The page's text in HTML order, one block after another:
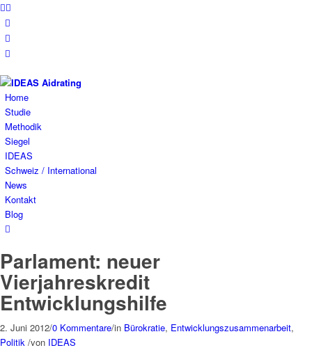
Home
Studie
Methodik
Siegel
IDEAS
Schweiz / International
News
Kontakt
Blog
Parlament: neuer
Vierjahreskredit
Entwicklungshilfe
2. Juni 2012/0 Kommentare/in Bürokratie, Entwicklungszusammenarbeit,
Politik /von IDEAS